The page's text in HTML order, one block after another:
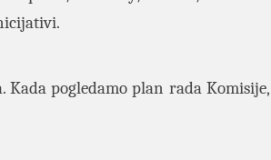
pogledamo plan rada Komisije,